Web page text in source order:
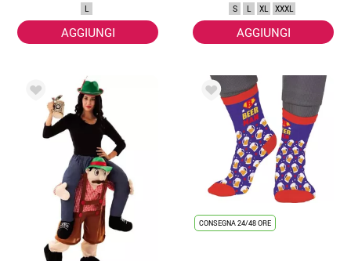
L
AGGIUNGI
S L XL XXXL
AGGIUNGI
CONSEGNA 24/48 ORE